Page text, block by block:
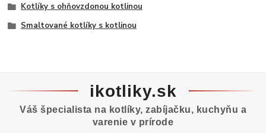
Kotlíky s ohňovzdonou kotlinou
Smaltované kotlíky s kotlinou
ikotliky.sk
Váš špecialista na kotlíky, zabíjačku, kuchyňu a
varenie v prírode